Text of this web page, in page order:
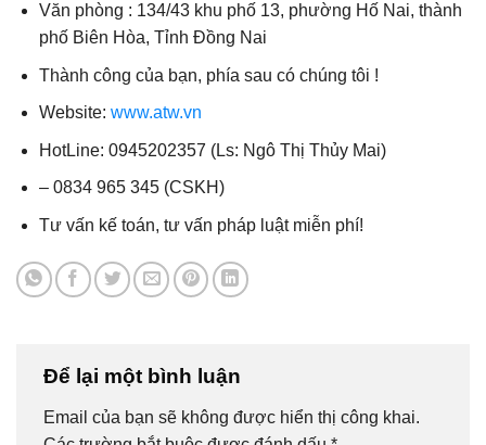
Văn phòng : 134/43 khu phố 13, phường Hố Nai, thành
phố Biên Hòa, Tỉnh Đồng Nai
Thành công của bạn, phía sau có chúng tôi !
Website: www.atw.vn
HotLine: 0945202357 (Ls: Ngô Thị Thủy Mai)
– 0834 965 345 (CSKH)
Tư vấn kế toán, tư vấn pháp luật miễn phí!
Để lại một bình luận
Email của bạn sẽ không được hiển thị công khai.